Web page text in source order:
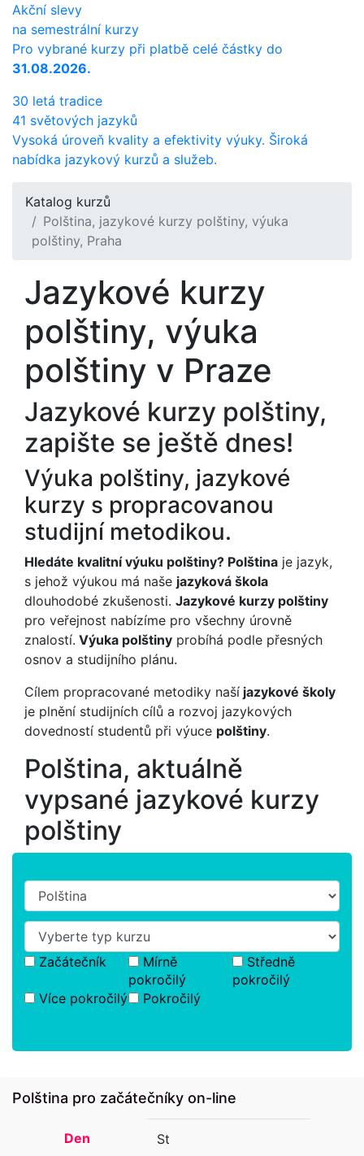
Akční slevy
na semestrální kurzy
Pro vybrané kurzy při platbě celé částky do
31.08.2026.
30 letá tradice
41 světových jazyků
Vysoká úroveň kvality a efektivity výuky. Široká
nabídka jazykový kurzů a služeb.
Katalog kurzů
Polština, jazykové kurzy polštiny, výuka
polštiny, Praha
Jazykové kurzy
polštiny, výuka
polštiny v Praze
Jazykové kurzy polštiny,
zapište se ještě dnes!
Výuka polštiny, jazykové
kurzy s propracovanou
studijní metodikou.
Hledáte kvalitní výuku polštiny? Polština je jazyk,
s jehož výukou má naše jazyková škola
dlouhodobé zkušenosti. Jazykové kurzy polštiny
pro veřejnost nabízíme pro všechny úrovně
znalostí. Výuka polštiny probíhá podle přesných
osnov a studijního plánu.
Cílem propracované metodiky naší jazykové školy
je plnění studijních cílů a rozvoj jazykových
dovedností studentů při výuce polštiny.
Polština, aktuálně
vypsané jazykové kurzy
polštiny
Začátečník
Mírně
pokročilý
Středně
pokročilý
Více pokročilý
Pokročilý
Polština pro začátečníky on-line
Den St